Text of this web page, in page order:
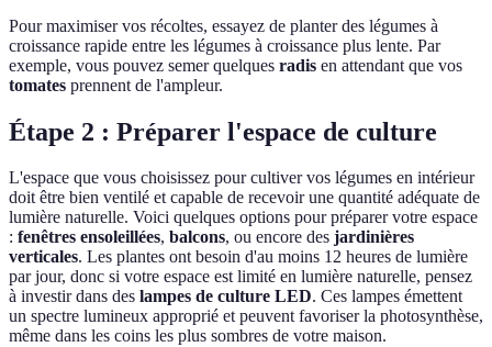
Pour maximiser vos récoltes, essayez de planter des légumes à
croissance rapide entre les légumes à croissance plus lente. Par
exemple, vous pouvez semer quelques radis en attendant que vos
tomates prennent de l'ampleur.
Étape 2 : Préparer l'espace de culture
L'espace que vous choisissez pour cultiver vos légumes en intérieur
doit être bien ventilé et capable de recevoir une quantité adéquate de
lumière naturelle. Voici quelques options pour préparer votre espace
: fenêtres ensoleillées, balcons, ou encore des jardinières
verticales. Les plantes ont besoin d'au moins 12 heures de lumière
par jour, donc si votre espace est limité en lumière naturelle, pensez
à investir dans des lampes de culture LED. Ces lampes émettent
un spectre lumineux approprié et peuvent favoriser la photosynthèse,
même dans les coins les plus sombres de votre maison.